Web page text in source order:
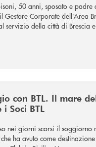
50 anni, sposato e
Gestore Corporate dell’Area
servizio della città di Brescia
con BTL. Il mare
i Soci BTL
nei giorni scorsi il soggiorno
che ha avuto come